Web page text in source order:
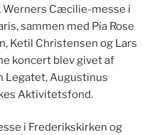
Werners Cæcilie-messe i
sammen med Pia Rose
Ketil Christensen og Lars
koncert blev givet af
Legatet, Augustinus
Aktivitetsfond.
i Frederikskirken og